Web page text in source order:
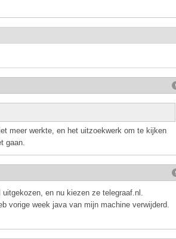
meer werkte, en het uitzoekwerk om te kijken
gaan.
en nu kiezen ze telegraaf.nl.
vorige week java van mijn machine verwijderd.